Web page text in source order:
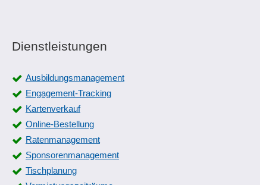
Dienstleistungen
Ausbildungsmanagement
Engagement-Tracking
Kartenverkauf
Online-Bestellung
Ratenmanagement
Sponsorenmanagement
Tischplanung